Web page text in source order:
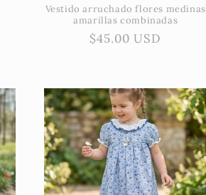
Vestido arruchado flores medinas
amarillas combinadas
Precio
$45.00 USD